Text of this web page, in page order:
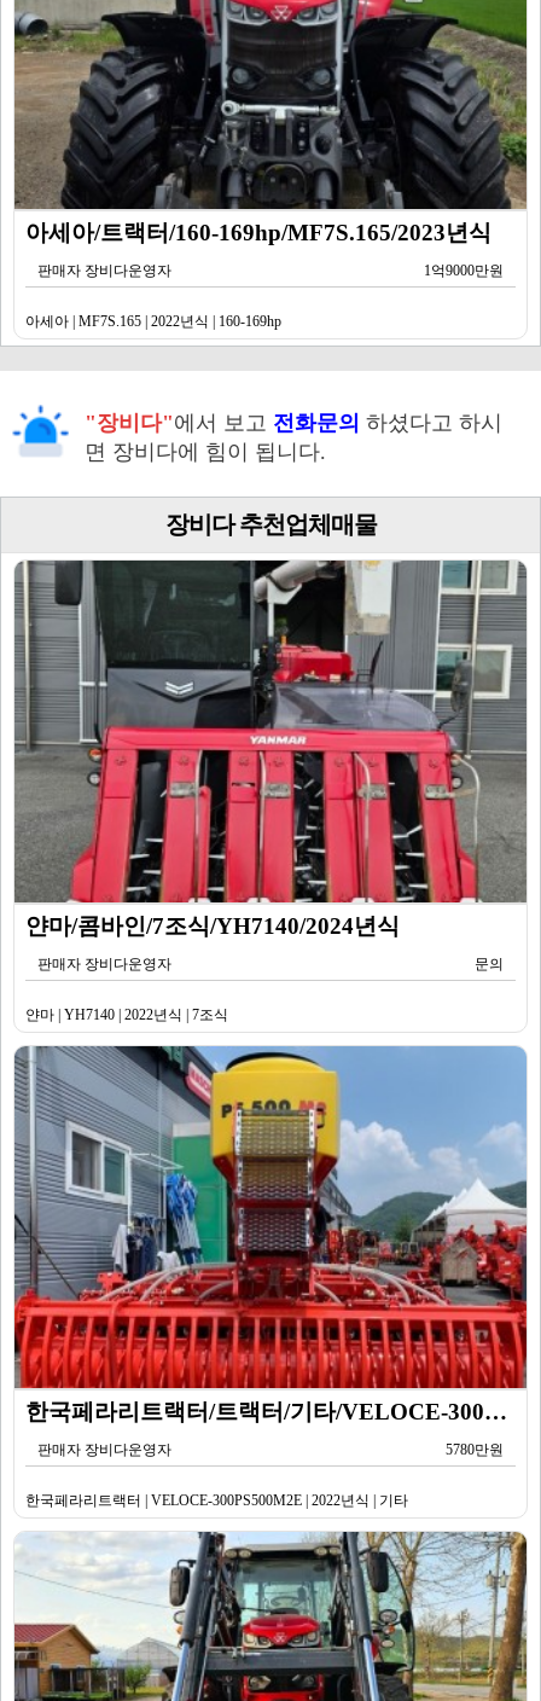
아세아/트랙터/160-169hp/MF7S.165/2023년식
판매자 장비다운영자 1억9000만원
아세아 | MF7S.165 | 2022년식 | 160-169hp
"장비다"에서 보고 전화문의 하셨다고 하시
면 장비다에 힘이 됩니다.
장비다 추천업체매물
얀마/콤바인/7조식/YH7140/2024년식
판매자 장비다운영자 문의
얀마 | YH7140 | 2022년식 | 7조식
한국페라리트랙터/트랙터/기타/VELOCE-300PS500M2E/2022년식
판매자 장비다운영자 5780만원
한국페라리트랙터 | VELOCE-300PS500M2E | 2022년식 | 기타